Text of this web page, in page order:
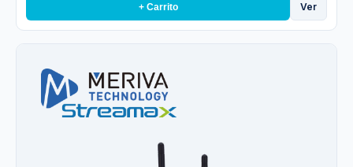
+ Carrito Ver